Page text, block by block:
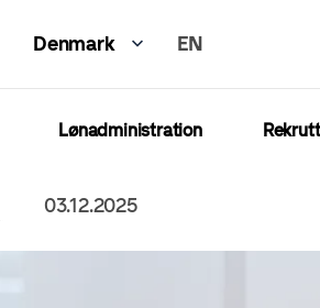
Denmark EN
Lønadministration
03.12.2025